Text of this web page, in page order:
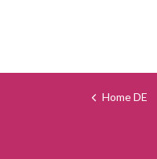
Home DE